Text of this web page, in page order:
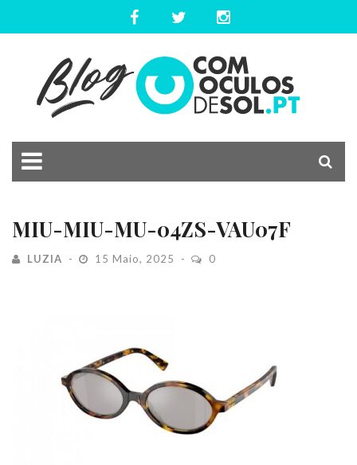
MIU-MIU-MU-04ZS-VAU07F
LUZIA 15 Maio, 2025 0